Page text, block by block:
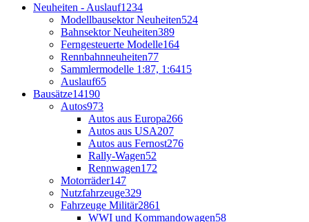
Neuheiten - Auslauf1234
Modellbausektor Neuheiten524
Bahnsektor Neuheiten389
Ferngesteuerte Modelle164
Rennbahnneuheiten77
Sammlermodelle 1:87, 1:6415
Auslauf65
Bausätze14190
Autos973
Autos aus Europa266
Autos aus USA207
Autos aus Fernost276
Rally-Wagen52
Rennwagen172
Motorräder147
Nutzfahrzeuge329
Fahrzeuge Militär2861
WWI und Kommandowagen58